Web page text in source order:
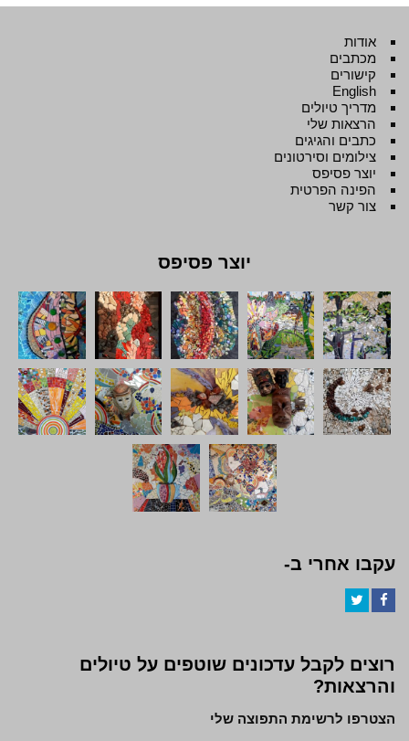
אודות
מכתבים
קישורים
English
מדריך טיולים
הרצאות שלי
כתבים והגיגים
צילומים וסירטונים
יוצר פסיפס
הפינה הפרטית
צור קשר
יוצר פסיפס
עקבו אחרי ב-
רוצים לקבל עדכונים שוטפים על טיולים
והרצאות?
הצטרפו לרשימת התפוצה שלי